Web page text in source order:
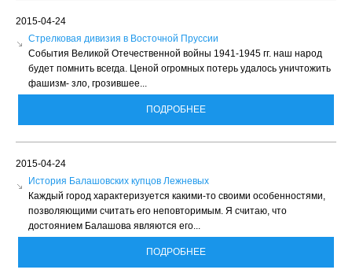
2015-04-24
Стрелковая дивизия в Восточной Пруссии
События Великой Отечественной войны 1941-1945 гг. наш народ
будет помнить всегда. Ценой огромных потерь удалось уничтожить
фашизм- зло, грозившее...
ПОДРОБНЕЕ
2015-04-24
История Балашовских купцов Лежневых
Каждый город характеризуется какими-то своими особенностями,
позволяющими считать его неповторимым. Я считаю, что
достоянием Балашова являются его...
ПОДРОБНЕЕ